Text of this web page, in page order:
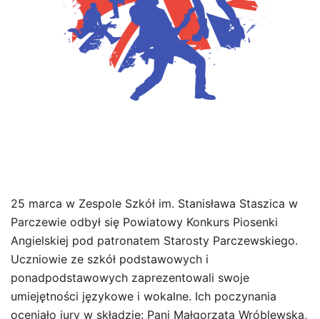
25 marca w Zespole Szkół im. Stanisława Staszica w
Parczewie odbył się Powiatowy Konkurs Piosenki
Angielskiej pod patronatem Starosty Parczewskiego.
Uczniowie ze szkół podstawowych i
ponadpodstawowych zaprezentowali swoje
umiejętności językowe i wokalne. Ich poczynania
oceniało jury w składzie: Pani Małgorzata Wróblewska,